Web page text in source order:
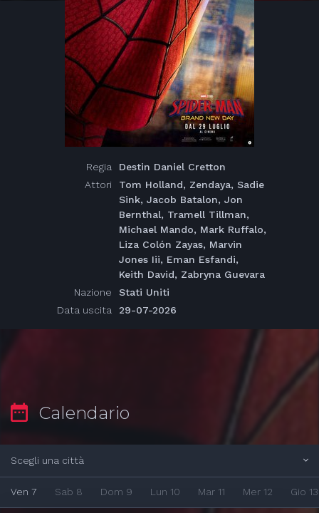
Regia
Destin Daniel Cretton
Attori
Tom Holland, Zendaya, Sadie
Sink, Jacob Batalon, Jon
Bernthal, Tramell Tillman,
Michael Mando, Mark Ruffalo,
Liza Colón Zayas, Marvin
Jones Iii, Eman Esfandi,
Keith David, Zabryna Guevara
Nazione
Stati Uniti
Data uscita
29-07-2026
Calendario
Scegli una città
Ven 7 Sab 8 Dom 9 Lun 10 Mar 11 Mer 12 Gio 13